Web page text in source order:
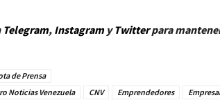
Telegram, InstagramyTwitterpara
de Prensa
Noticias Venezuela CNV Emprendedores